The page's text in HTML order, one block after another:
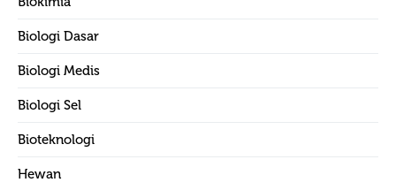
Biologi Dasar
Biologi Medis
Biologi Sel
Bioteknologi
Hewan